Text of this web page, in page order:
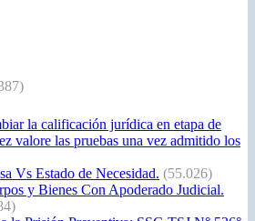
la calificación jurídica en etapa de
valore las pruebas una vez admitido los
Vs Estado de Necesidad. (55.026)
y Bienes Con Apoderado Judicial.